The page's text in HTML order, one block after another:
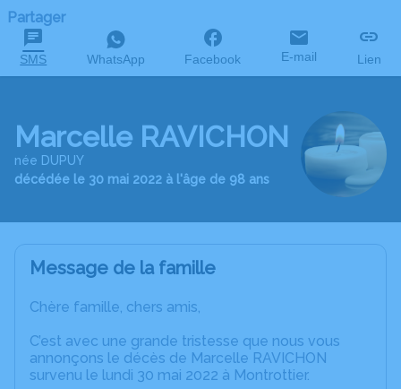
Partager
SMS WhatsApp Facebook E-mail Lien
Marcelle RAVICHON
née DUPUY
décédée le 30 mai 2022 à l'âge de 98 ans
Message de la famille
Chère famille, chers amis,
C’est avec une grande tristesse que nous vous
annonçons le décès de Marcelle RAVICHON
survenu le lundi 30 mai 2022 à Montrottier.